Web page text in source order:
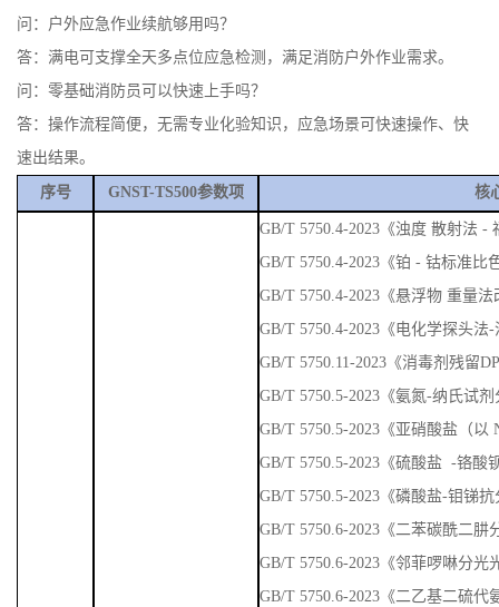
问：户外应急作业续航够用吗？
答：满电可支撑全天多点位应急检测，满足消防户外作业需求。
问：零基础消防员可以快速上手吗？
答：操作流程简便，无需专业化验知识，应急场景可快速操作、快
速出结果。
序号 GNST-TS500参数项 核
GB/T 5750.4-2023《浊度 散射法
GB/T 5750.4-2023《铂 - 钴标准比
GB/T 5750.4-2023《悬浮物 重量法
GB/T 5750.4-2023《电化学探头法
GB/T 5750.11-2023《消毒剂残留
GB/T 5750.5-2023《氨氮-纳氏试
GB/T 5750.5-2023《亚硝酸盐（
GB/T 5750.5-2023《硫酸盐 -铬酸
GB/T 5750.5-2023《磷酸盐-钼锑
GB/T 5750.6-2023《二苯碳酰二
GB/T 5750.6-2023《邻菲啰啉分光
GB/T 5750.6-2023《二乙基二硫